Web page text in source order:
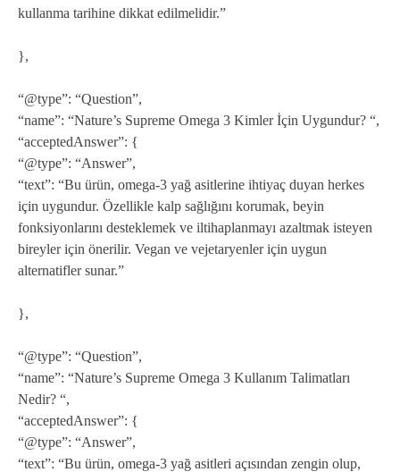
kullanma tarihine dikkat edilmelidir.”
},
“@type”: “Question”,
“name”: “Nature’s Supreme Omega 3 Kimler İçin Uygundur? “,
“acceptedAnswer”: {
“@type”: “Answer”,
“text”: “Bu ürün, omega-3 yağ asitlerine ihtiyaç duyan herkes
için uygundur. Özellikle kalp sağlığını korumak, beyin
fonksiyonlarını desteklemek ve iltihaplanmayı azaltmak isteyen
bireyler için önerilir. Vegan ve vejetaryenler için uygun
alternatifler sunar.”
},
“@type”: “Question”,
“name”: “Nature’s Supreme Omega 3 Kullanım Talimatları
Nedir? “,
“acceptedAnswer”: {
“@type”: “Answer”,
“text”: “Bu ürün, omega-3 yağ asitleri açısından zengin olup,